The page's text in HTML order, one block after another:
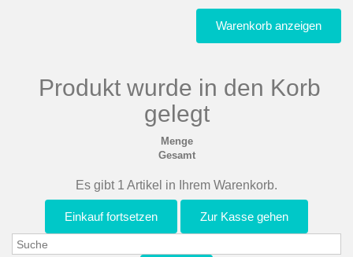
Warenkorb anzeigen
Produkt wurde in den Korb
gelegt
Menge
Gesamt
Es gibt 1 Artikel in Ihrem Warenkorb.
Einkauf fortsetzen Zur Kasse gehen